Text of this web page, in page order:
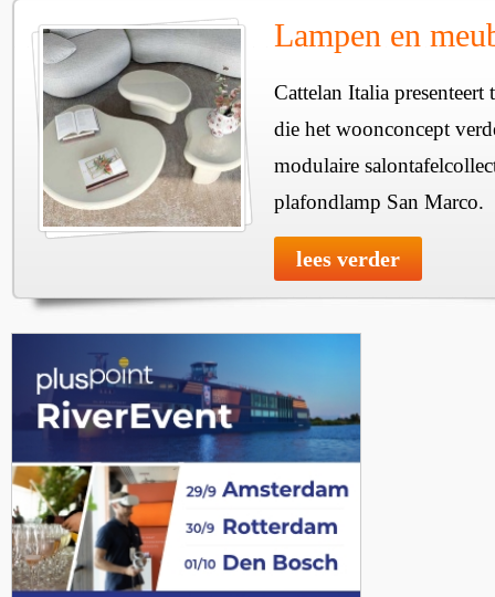
Lampen en
Cattelan Italia
die het woonconcept
modulaire
plafondlamp San Marco.
lees verder